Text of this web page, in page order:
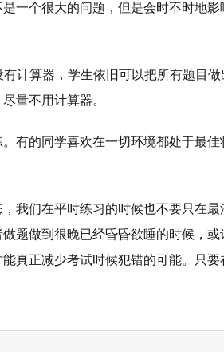
一个很大的问题，但是会时不时地影
计算器，学生依旧可以把所有题目
量不用计算器。
有的同学喜欢在一切环境都处于最佳
我们在平时练习的时候也不要只在最
题做到很晚已经昏昏欲睡的时候，或
真正减少考试时候犯错的可能。只要